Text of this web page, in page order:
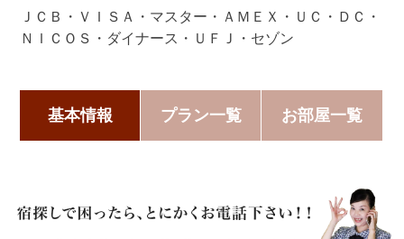
ＪＣＢ・ＶＩＳＡ・マスター・ＡＭＥＸ・ＵＣ・ＤＣ・
ＮＩＣＯＳ・ダイナース・ＵＦＪ・セゾン
基本情報 プラン一覧 お部屋一覧